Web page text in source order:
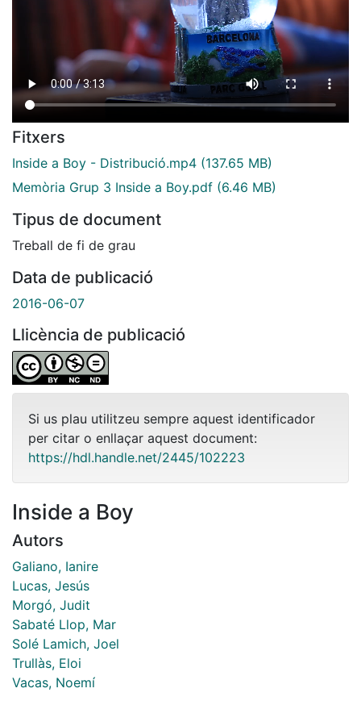
Fitxers
Inside a Boy - Distribució.mp4 (137.65 MB)
Memòria Grup 3 Inside a Boy.pdf (6.46 MB)
Tipus de document
Treball de fi de grau
Data de publicació
2016-06-07
Llicència de publicació
Si us plau utilitzeu sempre aquest identificador
per citar o enllaçar aquest document:
https://hdl.handle.net/2445/102223
Inside a Boy
Autors
Galiano, Ianire
Lucas, Jesús
Morgó, Judit
Sabaté Llop, Mar
Solé Lamich, Joel
Trullàs, Eloi
Vacas, Noemí